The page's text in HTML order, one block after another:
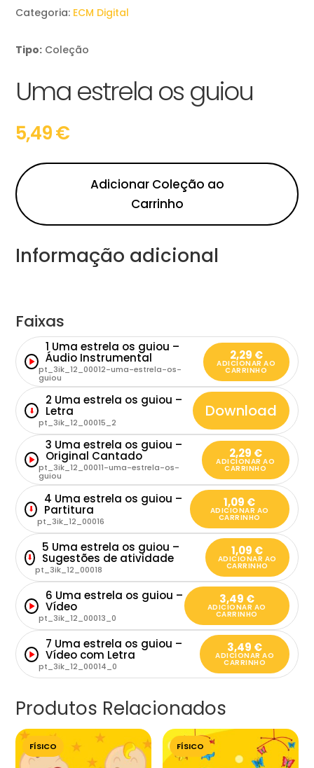
Categoria: ECM Digital
Tipo: Coleção
Uma estrela os guiou
5,49€
Adicionar Coleção ao
Carrinho
Informação adicional
Faixas
1 Uma estrela os guiou –
Áudio Instrumental
pt_3ik_12_00012-uma-estrela-os-
guiou
2,29 €
ADICIONAR AO
CARRINHO
⬇
2 Uma estrela os guiou –
Letra
pt_3ik_12_00015_2
Download
3 Uma estrela os guiou –
Original Cantado
pt_3ik_12_00011-uma-estrela-os-
guiou
2,29 €
ADICIONAR AO
CARRINHO
⬇
4 Uma estrela os guiou –
Partitura
pt_3ik_12_00016
1,09 €
ADICIONAR AO
CARRINHO
⬇
5 Uma estrela os guiou –
Sugestões de atividade
pt_3ik_12_00018
1,09 €
ADICIONAR AO
CARRINHO
6 Uma estrela os guiou –
Vídeo
pt_3ik_12_00013_0
3,49 €
ADICIONAR AO
CARRINHO
7 Uma estrela os guiou –
Vídeo com Letra
pt_3ik_12_00014_0
3,49 €
ADICIONAR AO
CARRINHO
Produtos Relacionados
FÍSICO FÍSICO